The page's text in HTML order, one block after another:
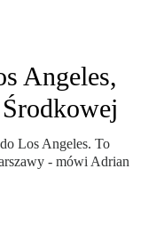
Angeles,
Los Angeles. To
- mówi Adrian